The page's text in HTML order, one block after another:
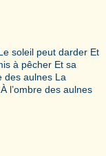
soleil peut darder Et
à pêcher Et sa
des aulnes La
l’ombre des aulnes